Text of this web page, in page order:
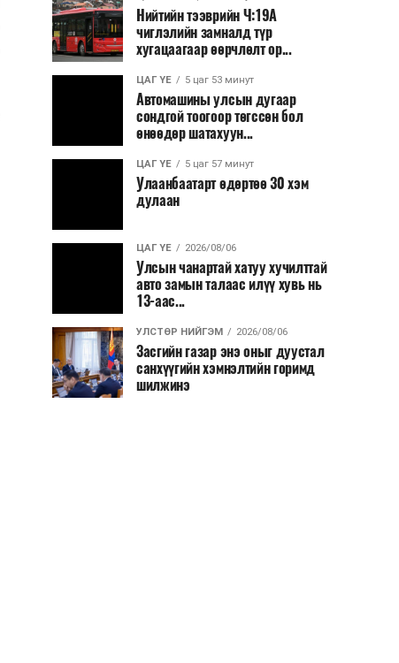
Нийтийн тээврийн Ч:19А
чиглэлийн замналд түр
хугацаагаар өөрчлөлт ор...
ЦАГ ҮЕ 5 цаг 53 минут
Автомашины улсын дугаар
сондгой тоогоор төгссөн бол
өнөөдөр шатахуун...
ЦАГ ҮЕ 5 цаг 57 минут
Улаанбаатарт өдөртөө 30 хэм
дулаан
ЦАГ ҮЕ 2026/08/06
Улсын чанартай хатуу хучилттай
авто замын талаас илүү хувь нь
13-аас...
УЛСТӨР НИЙГЭМ 2026/08/06
Засгийн газар энэ оныг дуустал
санхүүгийн хэмнэлтийн горимд
шилжинэ